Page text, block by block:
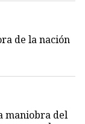
de la nación
maniobra del